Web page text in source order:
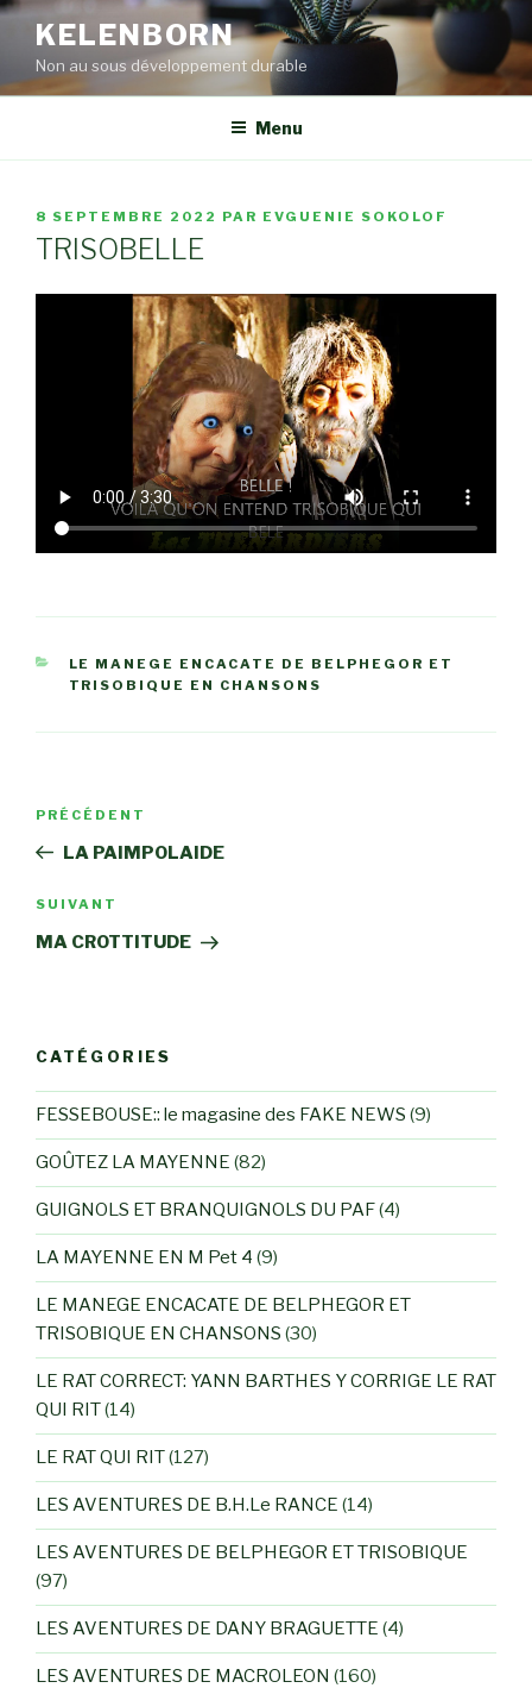
Aller
contenu
principal
KELENBORN
Non au sous développement durable
Menu
PUBLIÉ
LE
8 SEPTEMBRE 2022 PAR EVGUENIE SOKOLOF
TRISOBELLE
CATÉGORIES
LE MANEGE ENCACATE DE BELPHEGOR ET
TRISOBIQUE EN CHANSONS
Navigation
l’article
Article
précédent
PRÉCÉDENT
LA PAIMPOLAIDE
Article
suivant
SUIVANT
MA CROTTITUDE
CATÉGORIES
FESSEBOUSE:: le magasine des FAKE NEWS (9)
GOÛTEZ LA MAYENNE (82)
GUIGNOLS ET BRANQUIGNOLS DU PAF(4)
LA MAYENNE EN M Pet 4 (9)
LE MANEGE ENCACATE DE BELPHEGOR ET
TRISOBIQUE EN CHANSONS (30)
LE RAT CORRECT: YANN BARTHES Y CORRIGE LE RAT
QUI RIT(14)
LE RAT QUI RIT(127)
LES AVENTURES DE B.H.Le RANCE (14)
LES AVENTURES DE BELPHEGOR ET TRISOBIQUE
(97)
LES AVENTURES DE DANY BRAGUETTE (4)
LES AVENTURES DE MACROLEON (160)